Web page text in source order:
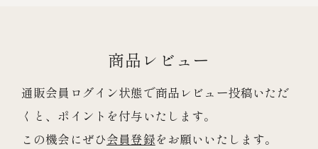
伊勢海老料理一覧
季節限定商品
商品レビュー
通販会員ログイン状態で商品レビュー投稿いただ
くと、ポイントを付与いたします。
この機会にぜひ会員登録をお願いいたします。